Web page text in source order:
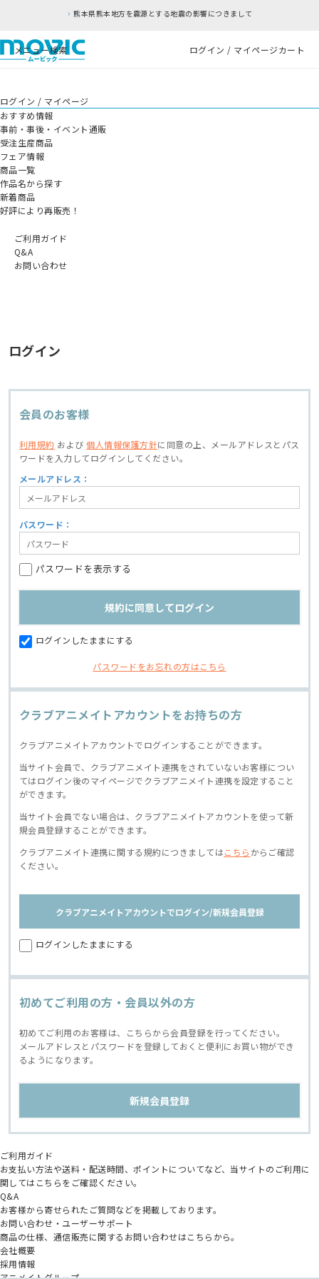
熊本県熊本地方を震源とする地震の影響につきまして
メニュー検索 ログイン / マイページカート
ログイン / マイページ
おすすめ情報
事前・事後・イベント通販
受注生産商品
フェア情報
商品一覧
作品名から探す
新着商品
好評により再販売！
ご利用ガイド
Q&A
お問い合わせ
ログイン
会員のお客様
利用規約 および個人情報保護方針に同意の上、
メールアドレスとパス
ワードを入力してログインしてください。
メールアドレス：
パスワード：
パスワードを表示する
ログインしたままにする
パスワードをお忘れの方はこちら
クラブアニメイトアカウントをお持ちの方
クラブアニメイトアカウントでログインすることができます。
当サイト会員で、クラブアニメイト連携をされていないお客様につい
てはログイン後のマイページでクラブアニメイト連携を設定すること
ができます。
当サイト会員でない場合は、クラブアニメイトアカウントを使って新
規会員登録することができます。
クラブアニメイト連携に関する規約につきましてはこちら からご確認
ください。
クラブアニメイトアカウントでログイン/新規会員登録
ログインしたままにする
初めてご利用の方・会員以外の方
初めてご利用のお客様は、こちらから会員登録を行ってください。
メールアドレスとパスワードを登録しておくと便利にお買い物ができ
るようになります。
ご利用ガイド
お支払い方法や送料・配送時間、ポイントについてなど、当サイトのご利用に
関してはこちらをご確認ください。
Q&A
お客様から寄せられたご質問などを掲載しております。
お問い合わせ・ユーザーサポート
商品の仕様、通信販売に関するお問い合わせはこちらから。
会社概要
採用情報